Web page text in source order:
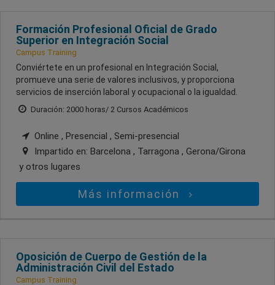
Formación Profesional Oficial de Grado
Superior en Integración Social
Campus Training
Conviértete en un profesional en Integración Social,
promueve una serie de valores inclusivos, y proporciona
servicios de inserción laboral y ocupacional o la igualdad.
Duración: 2000 horas/ 2 Cursos Académicos
Online , Presencial , Semi-presencial
Impartido en: Barcelona , Tarragona , Gerona/Girona
y otros lugares
Más información
Oposición de Cuerpo de Gestión de la
Administración Civil del Estado
Campus Training